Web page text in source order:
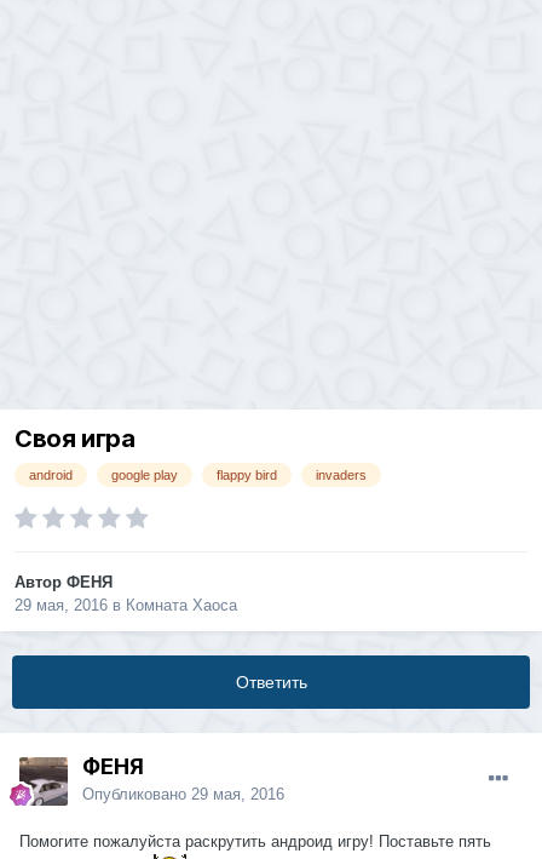
Своя игра
android google play flappy bird invaders
Автор ФЕНЯ
29 мая, 2016 в Комната Хаоса
Ответить
ФЕНЯ
Опубликовано 29 мая, 2016
Помогите пожалуйста раскрутить андроид игру! Поставьте пять